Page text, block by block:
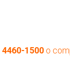
4460-1500 o